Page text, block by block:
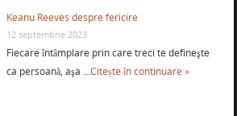
Keanu Reeves despre fericire
12 septembrie 2023
Fiecare întâmplare prin care treci te defineşte
ca persoană, aşa …Citește în continuare »